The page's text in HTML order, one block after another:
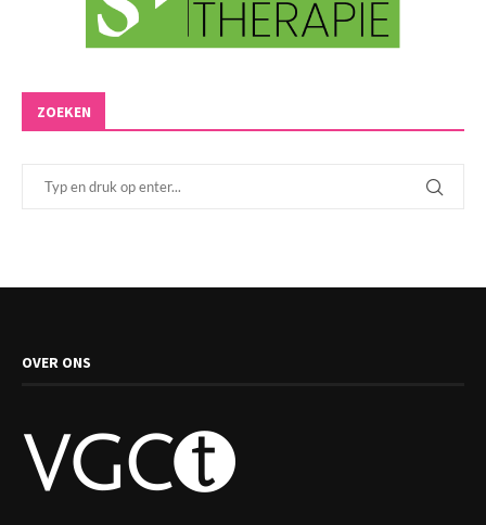
ZOEKEN
OVER ONS